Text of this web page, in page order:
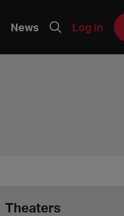
News Log in
Theaters